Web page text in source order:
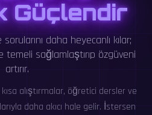
Güçlendir
daha heyecanlı kılar;
temeli sağlamlaştırıp özgüveni
artırır.
alıştırmalar, öğretici dersler ve
daha akıcı hale gelir. İstersen